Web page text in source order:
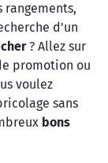
d'un
? Allez sur
promotion ou
voulez
sans
bons